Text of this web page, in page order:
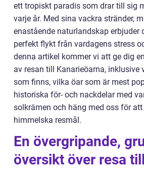
ett tropiskt paradis som drar till sig
varje år. Med sina vackra stränder,
enastående naturlandskap erbjuder
perfekt flykt från vardagens stress
denna artikel kommer vi att ge dig
av resan till Kanarieöarna, inklusive
som finns, vilka öar som är mest
historiska för- och nackdelar med
solkrämen och häng med oss för
himmelska resmål.
En övergripande,
översikt över resa till